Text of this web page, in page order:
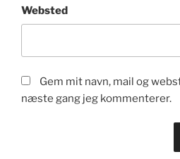
Websted
Gem mit navn, mail og
næste gang jeg kommenterer.